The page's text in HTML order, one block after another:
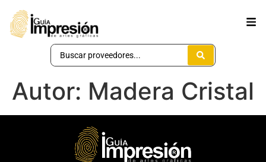
Autor: Madera Cristal